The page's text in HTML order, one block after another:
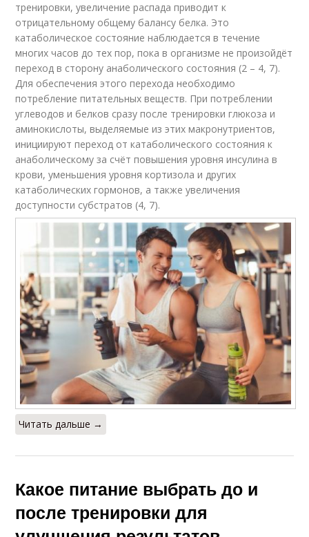
тренировки, увеличение распада приводит к
отрицательному общему балансу белка. Это
катаболическое состояние наблюдается в течение
многих часов до тех пор, пока в организме не произойдёт
переход в сторону анаболического состояния (2 – 4, 7).
Для обеспечения этого перехода необходимо
потребление питательных веществ. При потреблении
углеводов и белков сразу после тренировки глюкоза и
аминокислоты, выделяемые из этих макронутриентов,
инициируют переход от катаболического состояния к
анаболическому за счёт повышения уровня инсулина в
крови, уменьшения уровня кортизола и других
катаболических гормонов, а также увеличения
доступности субстратов (4, 7).
Читать дальше →
Какое питание выбрать до и
после тренировки для